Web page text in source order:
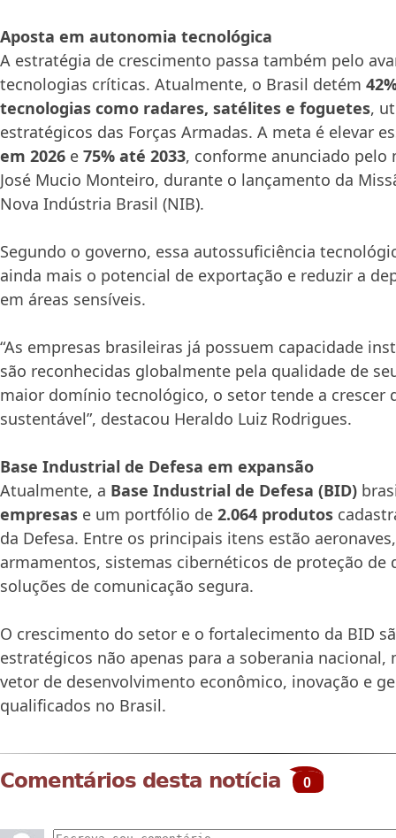
Aposta em autonomia tecnológica
A estratégia de crescimento passa também pelo
tecnologias críticas. Atualmente, o Brasil detém
tecnologias como radares, satélites e foguetes,
estratégicos das Forças Armadas. A meta é elevar
em 2026 e 75% até 2033, conforme anunciado pelo
José Mucio Monteiro, durante o lançamento da
Nova Indústria Brasil (NIB).
Segundo o governo, essa autossuficiência
ainda mais o potencial de exportação e reduzir a
em áreas sensíveis.
“As empresas brasileiras já possuem capacidade
são reconhecidas globalmente pela qualidade de
maior domínio tecnológico, o setor tende a crescer
sustentável”, destacou Heraldo Luiz Rodrigues.
Base Industrial de Defesa em expansão
Atualmente, a Base Industrial de Defesa (BID)
empresas e um portfólio de 2.064 produtos
da Defesa. Entre os principais itens estão
armamentos, sistemas cibernéticos de proteção de
soluções de comunicação segura.
O crescimento do setor e o fortalecimento da BID
estratégicos não apenas para a soberania
vetor de desenvolvimento econômico, inovação e
qualificados no Brasil.
Comentários desta notícia 0